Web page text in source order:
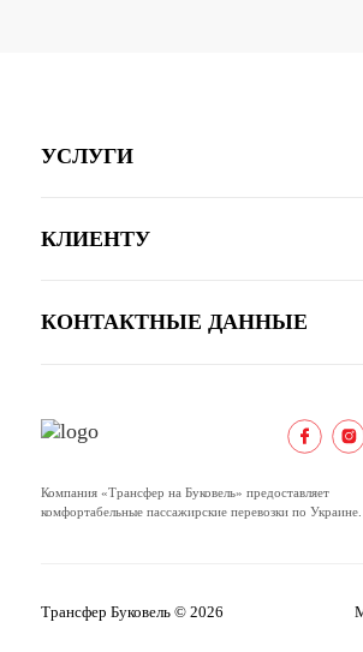
Компания «Трансфер на Буковель» предоставляет
комфортабельные пассажирские перевозки по Украине.
УСЛУГИ
КЛИЕНТУ
КОНТАКТНЫЕ ДАННЫЕ
Трансфер Буковель © 2026